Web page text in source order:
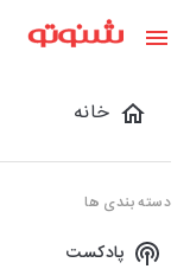
خانه
دسته بندی ها
پادکست